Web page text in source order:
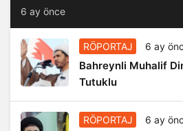
6 ay önce
RÖPORTAJ 6 ay
Bahreynli Muhalif
Tutuklu
RÖPORTAJ 6 ay